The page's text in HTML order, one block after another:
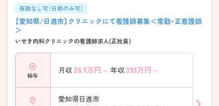
夜勤なし可（日勤のみ可）
【愛知県/日進市】クリニックにて看護師募集＜常勤・正看護師
＞
いせき内科クリニックの看護師求人(正社員)
給与
月収 26.1万円～ 年収 393万円～
愛知県日進市